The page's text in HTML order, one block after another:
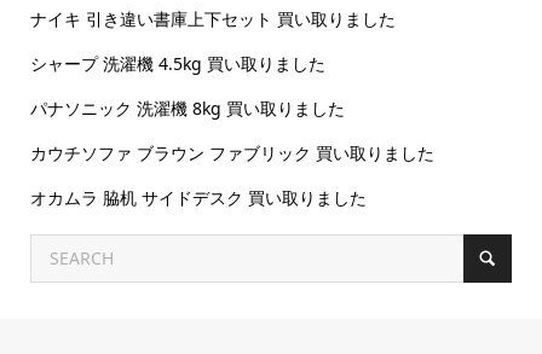
ナイキ 引き違い書庫上下セット 買い取りました
シャープ 洗濯機 4.5kg 買い取りました
パナソニック 洗濯機 8kg 買い取りました
カウチソファ ブラウン ファブリック 買い取りました
オカムラ 脇机 サイドデスク 買い取りました